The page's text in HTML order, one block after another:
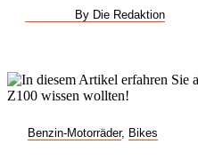
By Die Redaktion
Benzin-Motorräder, Bikes